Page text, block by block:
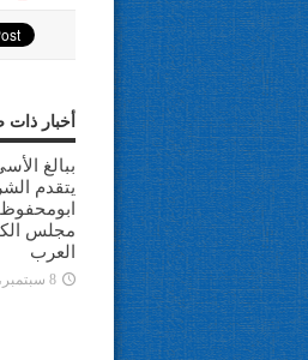
أخبار ذات
ببالغ
يتقدم
مجلس
العرب
8 سبتمبر، 2025